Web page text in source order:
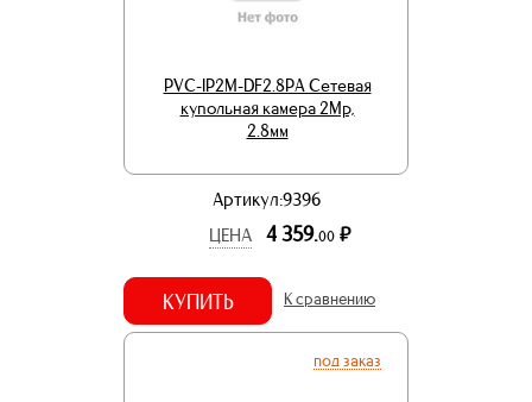
PVC-IP2M-DF2.8PA Сетевая
купольная камера 2Mp,
2.8мм
Артикул:9396
ЦЕНА
4 359.00 р.
КУПИТЬ К сравнению
под заказ